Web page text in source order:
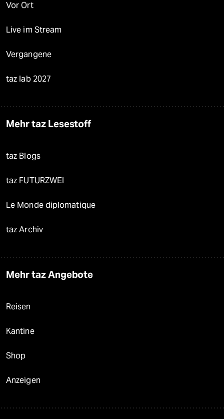
Vor Ort
Live im Stream
Vergangene
taz lab 2027
Mehr taz Lesestoff
taz Blogs
taz FUTURZWEI
Le Monde diplomatique
taz Archiv
Mehr taz Angebote
Reisen
Kantine
Shop
Anzeigen